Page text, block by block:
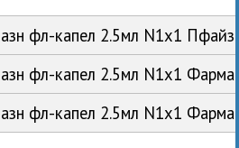
фл-капел 2.5мл N1x1
фл-капел 2.5мл N1x1
фл-капел 2.5мл N1x1